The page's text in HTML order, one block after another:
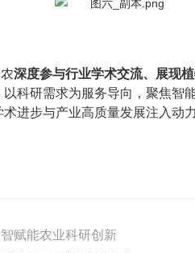
深度参与行业学术交流、展现
科研需求为服务导向，聚焦
进步与产业高质量发展注入动力
赋能农业科研创新